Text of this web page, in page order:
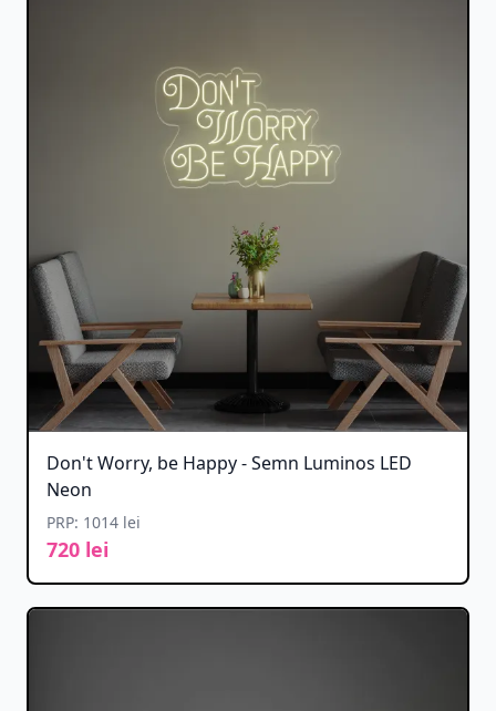
Don't Worry, be Happy - Semn Luminos LED
Neon
PRP: 1014 lei
720 lei